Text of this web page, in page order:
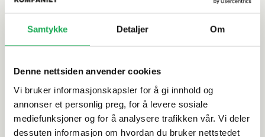
Samtykke Detaljer Om
Denne nettsiden anvender cookies
Vi bruker informasjonskapsler for å gi innhold og
annonser et personlig preg, for å levere sosiale
mediefunksjoner og for å analysere trafikken vår. Vi deler
dessuten informasjon om hvordan du bruker nettstedet
Produktinformasjon
Rengjøring og vedlikehold
Leveringsinformasjon